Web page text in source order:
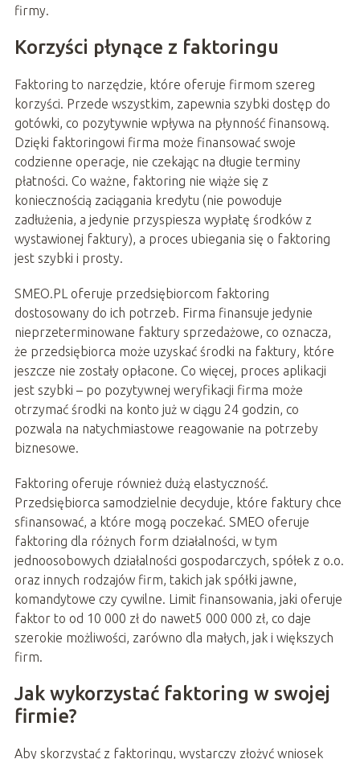
firmy.
Korzyści płynące z faktoringu
Faktoring to narzędzie, które oferuje firmom szereg
korzyści. Przede wszystkim, zapewnia szybki dostęp do
gotówki, co pozytywnie wpływa na płynność finansową.
Dzięki faktoringowi firma może finansować swoje
codzienne operacje, nie czekając na długie terminy
płatności. Co ważne, faktoring nie wiąże się z
koniecznością zaciągania kredytu (nie powoduje
zadłużenia, a jedynie przyspiesza wypłatę środków z
wystawionej faktury), a proces ubiegania się o faktoring
jest szybki i prosty.
SMEO.PL oferuje przedsiębiorcom faktoring
dostosowany do ich potrzeb. Firma finansuje jedynie
nieprzeterminowane faktury sprzedażowe, co oznacza,
że przedsiębiorca może uzyskać środki na faktury, które
jeszcze nie zostały opłacone. Co więcej, proces aplikacji
jest szybki – po pozytywnej weryfikacji firma może
otrzymać środki na konto już w ciągu 24 godzin, co
pozwala na natychmiastowe reagowanie na potrzeby
biznesowe.
Faktoring oferuje również dużą elastyczność.
Przedsiębiorca samodzielnie decyduje, które faktury chce
sfinansować, a które mogą poczekać. SMEO oferuje
faktoring dla różnych form działalności, w tym
jednoosobowych działalności gospodarczych, spółek z o.o.
oraz innych rodzajów firm, takich jak spółki jawne,
komandytowe czy cywilne. Limit finansowania, jaki oferuje
faktor to od 10 000 zł do nawet5 000 000 zł, co daje
szerokie możliwości, zarówno dla małych, jak i większych
firm.
Jak wykorzystać faktoring w swojej
firmie?
Aby skorzystać z faktoringu, wystarczy złożyć wniosek